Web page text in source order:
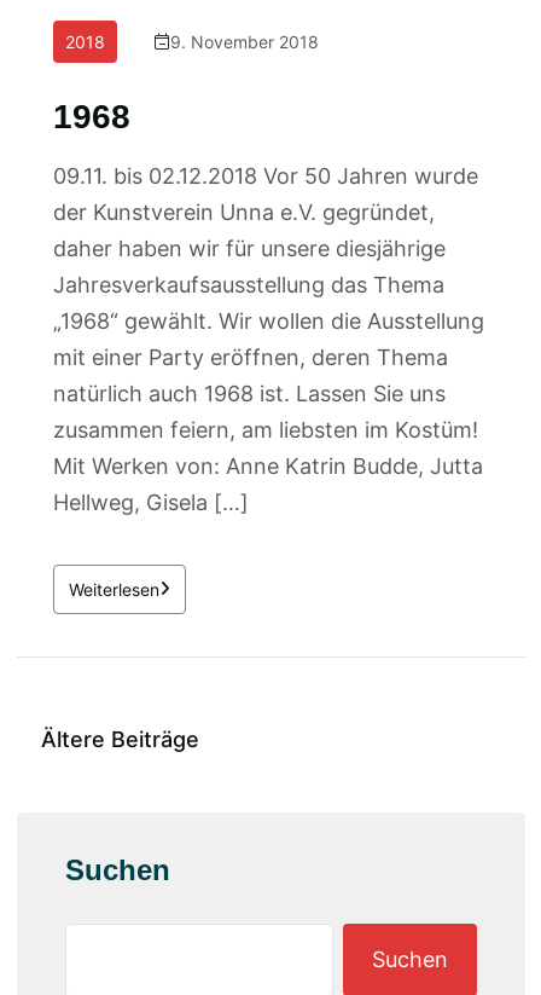
2018 9. November 2018
1968
09.11. bis 02.12.2018 Vor 50 Jahren wurde
der Kunstverein Unna e.V. gegründet,
daher haben wir für unsere diesjährige
Jahresverkaufsausstellung das Thema
„1968“ gewählt. Wir wollen die Ausstellung
mit einer Party eröffnen, deren Thema
natürlich auch 1968 ist. Lassen Sie uns
zusammen feiern, am liebsten im Kostüm!
Mit Werken von: Anne Katrin Budde, Jutta
Hellweg, Gisela […]
Weiterlesen
Ältere Beiträge
Suchen
Suchen